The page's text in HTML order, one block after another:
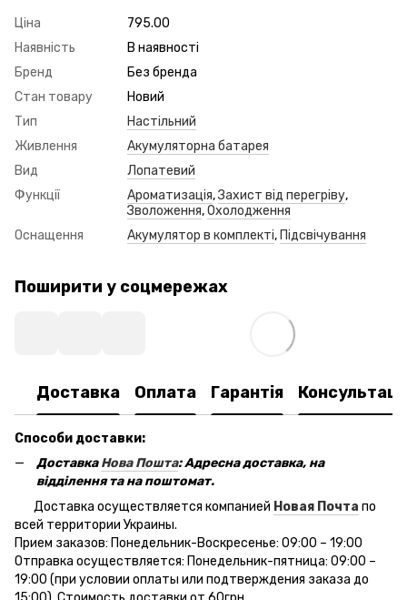
Ціна
795.00
Наявність
В наявності
Бренд
Без бренда
Стан товару
Новий
Тип
Настільний
Живлення
Акумуляторна батарея
Вид
Лопатевий
Функції
Ароматизація,Захист від перегріву,
Зволоження,Охолодження
Оснащення
Акумулятор в комплекті, Підсвічування
Поширити у соцмережах
Доставка Оплата Гарантія
Способи доставки:
ДоставкаНова Пошта: Адресна доставка, на
відділення та на поштомат.
Доставка осуществляется компанией Новая Почта по
всей территории Украины.
Прием заказов: Понедельник-Воскресенье: 09:00 – 19:00
Отправка осуществляется: Понедельник-пятница: 09:00 –
19:00 (при условии оплаты или подтверждения заказа до